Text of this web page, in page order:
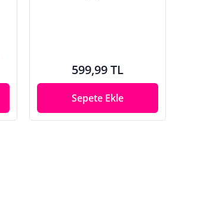
599,99 TL
Sepete Ekle